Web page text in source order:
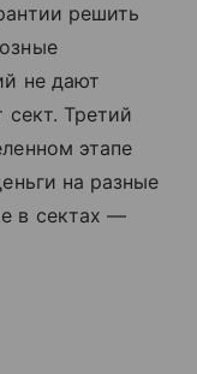
решить
не дают
сект. Третий
этапе
на разные
в сектах —